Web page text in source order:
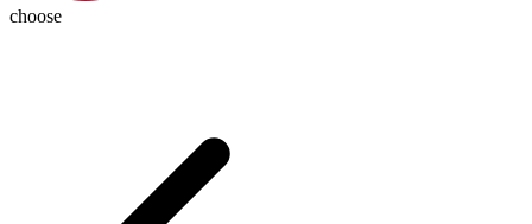
choose